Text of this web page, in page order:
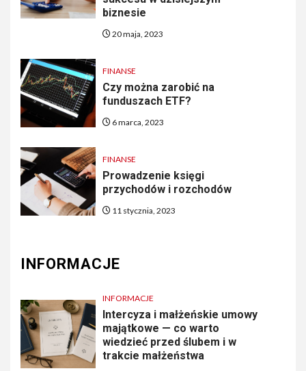
biznesie
20 maja, 2023
FINANSE
Czy można zarobić na
funduszach ETF?
6 marca, 2023
FINANSE
Prowadzenie księgi
przychodów i rozchodów
11 stycznia, 2023
INFORMACJE
INFORMACJE
Intercyza i małżeńskie umowy
majątkowe — co warto
wiedzieć przed ślubem i w
trakcie małżeństwa